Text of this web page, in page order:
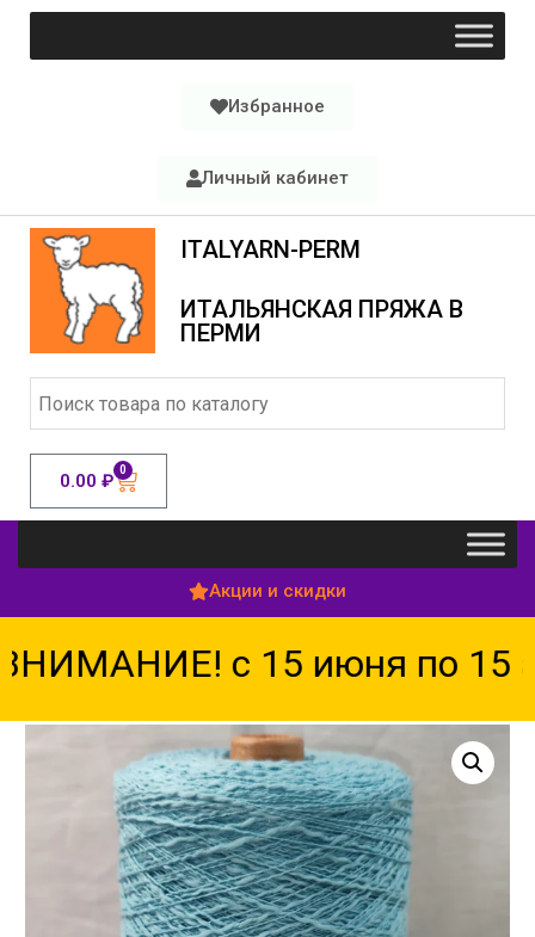
Избранное
Личный кабинет
ITALYARN-PERM
ИТАЛЬЯНСКАЯ ПРЯЖА В
ПЕРМИ
0.00 ₽ 0
Акции и скидки
с 15 июня по 15